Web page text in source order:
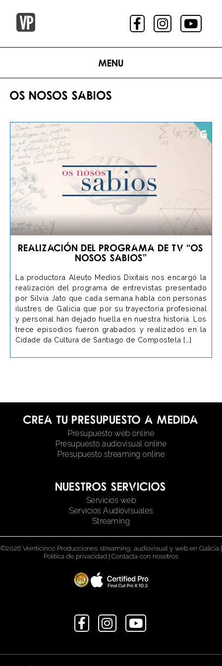
Menu
OS NOSOS SABIOS
Realización del programa de TV “Os
Nosos Sabios”
La productora Aleuto Medios Dixitais nos encargó la
realización del programa de entrevistas presentado
por Silvia Jato que cada semana habla con personas
ilustres de Galicia que por su trayectoria profesional
y personal han dejado huella en nuestra historia. Los
trece episodios fueron grabados y realizados en la
Cidade da Cultura de Santiago de Compostela […]
Crea tu presupuesto a medida
Presupuesto web online
Presupuesto audiovisual online
Presupuesto streaming online
Nuestros servicios
Servicios web
Servicios Audiovisuales
Streaming
©2026 Veinticinco Producciones streaming, audiovisual y web en Galicia |
Política de privacidad | Contacta con nosotros